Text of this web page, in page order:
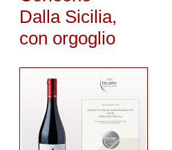
Dalla Sicilia,
con orgoglio